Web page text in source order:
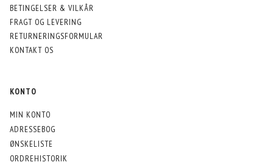
BETINGELSER & VILKÅR
FRAGT OG LEVERING
RETURNERINGSFORMULAR
KONTAKT OS
KONTO
MIN KONTO
ADRESSEBOG
ØNSKELISTE
ORDREHISTORIK